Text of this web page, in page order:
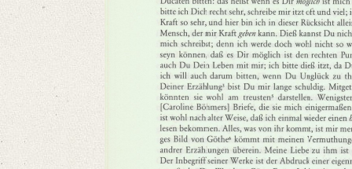
OAI Id: DE-1a-34186
Classification Number: Mscr.Dresd.e.90,XIX,Bd.24.a,Nr.16
Number of Pages: 5S. auf Doppelbl., hs. m. U.
Language
German